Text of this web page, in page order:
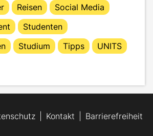
Reisen
Social Media
Studenten
Studium Tipps
UNITS
Kontakt Barrierefreiheit